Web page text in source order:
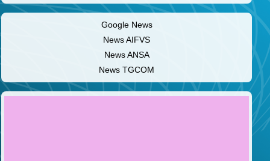
Google News
News AIFVS
News ANSA
News TGCOM